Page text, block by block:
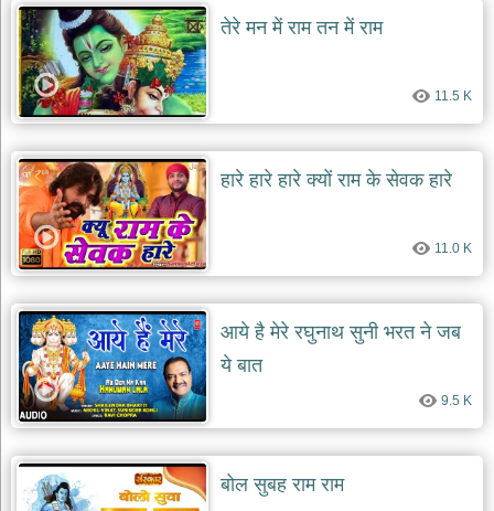
तेरे मन में राम तन में राम
11.5 K
हारे हारे हारे क्यों राम के सेवक हारे
11.0 K
आये है मेरे रघुनाथ सुनी भरत ने जब
ये बात
9.5 K
बोल सुबह राम राम